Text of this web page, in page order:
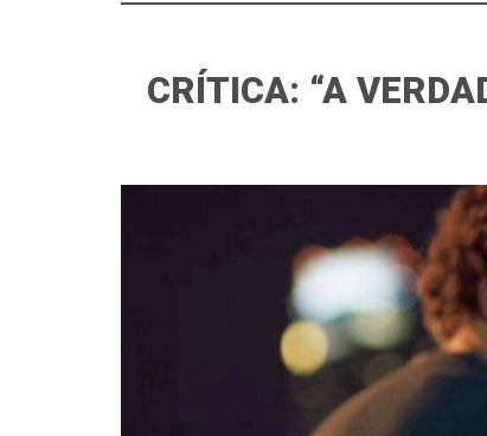
CRÍTICA: “A